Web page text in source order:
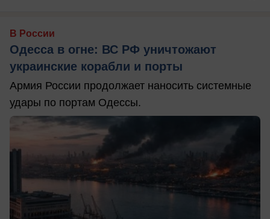
В России
Одесса в огне: ВС РФ уничтожают
украинские корабли и порты
Армия России продолжает наносить системные
удары по портам Одессы.